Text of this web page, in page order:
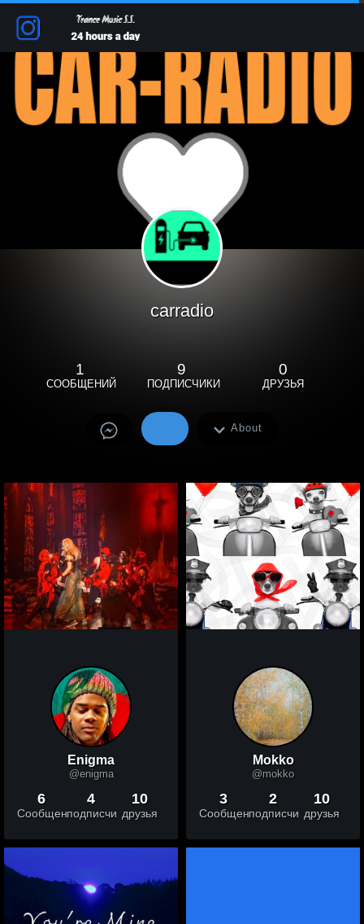
carradio
1
СООБЩЕНИЙ
9
ПОДПИСЧИКИ
0
ДРУЗЬЯ
About
Enigma
@enigma
6
Сообщений
4
подписчики
10
друзья
Mokko
@mokko
3
Сообщений
2
подписчики
10
друзья